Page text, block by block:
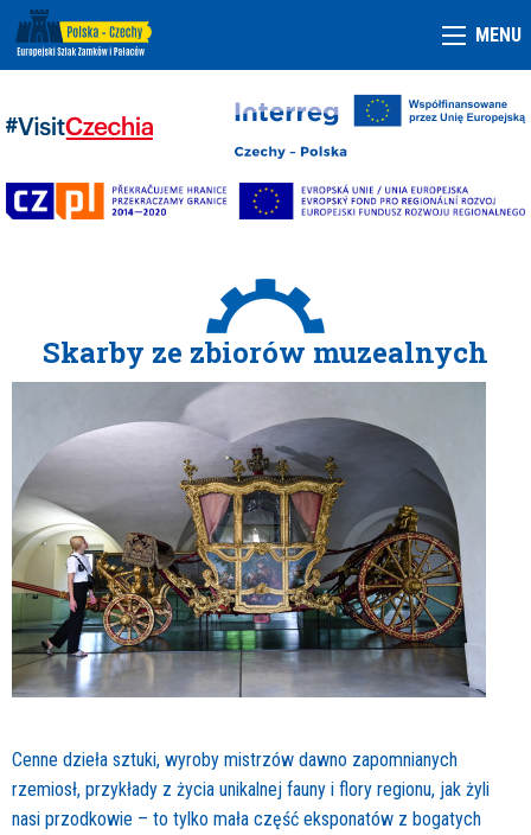
MENU
Skarby ze zbiorów muzealnych
Cenne dzieła sztuki, wyroby mistrzów dawno zapomnianych
rzemiosł, przykłady z życia unikalnej fauny i flory regionu, jak żyli
nasi przodkowie – to tylko mała część eksponatów z bogatych